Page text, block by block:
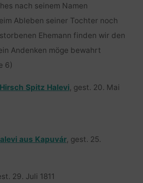
nach seinem Namen
Ableben seiner Tochter noch
Ehemann finden wir den
Andenken möge bewahrt
6)
Spitz Halevi, gest. 20. Mai
aus Kapuvár, gest. 25.
29. Juli 1811